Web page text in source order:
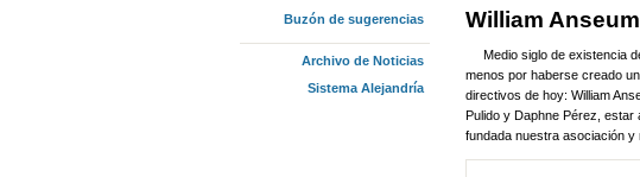
William
Medio siglo de existencia
menos por haberse creado
directivos de hoy: William
Pulido y Daphne Pérez,
fundada nuestra asociación y
Buzón de sugerencias
Archivo de Noticias
Sistema Alejandría